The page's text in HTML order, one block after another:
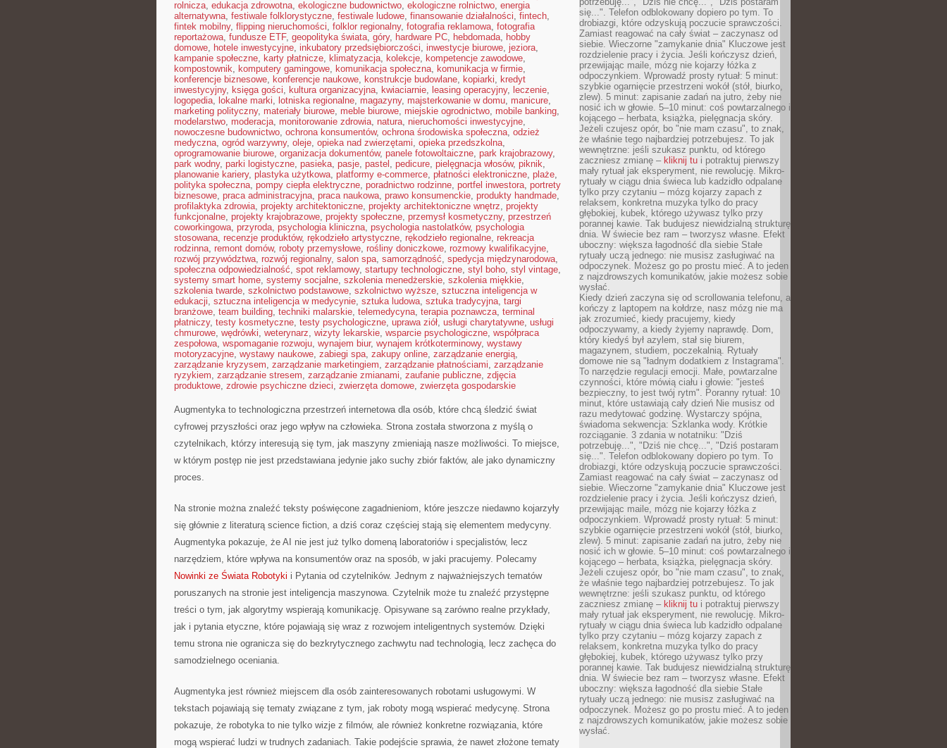
rolnicza, edukacja zdrowotna, ekologiczne budownictwo, ekologiczne rolnictwo, energia
alternatywna, festiwale folklorystyczne, festiwale ludowe, finansowanie działalności, fintech,
fintek mobilny, flipping nieruchomości, folklor regionalny, fotografia reklamowa, fotografia
reportażowa, fundusze ETF, geopolityka świata, góry, hardware PC, hebdomada, hobby
domowe, hotele inwestycyjne, inkubatory przedsiębiorczości, inwestycje biurowe, jeziora,
kampanie społeczne, karty płatnicze, klimatyzacja, kolekcje, kompetencje zawodowe,
kompostownik, komputery gamingowe, komunikacja społeczna, komunikacja w firmie,
konferencje biznesowe, konferencje naukowe, konstrukcje budowlane, kopiarki, kredyt
inwestycyjny, księga gości, kultura organizacyjna, kwiaciarnie, leasing operacyjny, leczenie,
logopedia, lokalne marki, lotniska regionalne, magazyny, majsterkowanie w domu, manicure,
marketing polityczny, materiały biurowe, meble biurowe, miejskie ogrodnictwo, mobile banking,
modelarstwo, moderacja, monitorowanie zdrowia, natura, nieruchomości inwestycyjne,
nowoczesne budownictwo, ochrona konsumentów, ochrona środowiska społeczna, odzież
medyczna, ogród warzywny, oleje, opieka nad zwierzętami, opieka przedszkolna,
oprogramowanie biurowe, organizacja dokumentów, panele fotowoltaiczne, park krajobrazowy,
park wodny, parki logistyczne, pasieka, pasje, pastel , pedicure, pielęgnacja włosów, piknik,
planowanie kariery, plastyka użytkowa, platformy e-commerce, płatności elektroniczne, plaże,
polityka społeczna, pompy ciepła elektryczne, poradnictwo rodzinne, portfel inwestora, portrety
biznesowe, praca administracyjna, praca naukowa, prawo konsumenckie, produkty handmade,
profilaktyka zdrowia, projekty architektoniczne, projekty architektoniczne wnętrz, projekty
funkcjonalne, projekty krajobrazowe, projekty społeczne, przemysł kosmetyczny, przestrzeń
coworkingowa, przyroda, psychologia kliniczna, psychologia nastolatków, psychologia
stosowana, recenzje produktów, rękodzieło artystyczne, rękodzieło regionalne, rekreacja
rodzinna, remont domów, roboty przemysłowe, rośliny doniczkowe, rozmowy kwalifikacyjne,
rozwój przywództwa, rozwój regionalny, salon spa, samorządność, spedycja międzynarodowa,
społeczna odpowiedzialność, spot reklamowy, startupy technologiczne, styl boho, styl vintage,
systemy smart home, systemy socjalne, szkolenia menedżerskie, szkolenia miękkie,
szkolenia twarde, szkolnictwo podstawowe, szkolnictwo wyższe, sztuczna inteligencja w
edukacji, sztuczna inteligencja w medycynie, sztuka ludowa, sztuka tradycyjna, targi
branżowe, team building, techniki malarskie, telemedycyna, terapia poznawcza, terminal
płatniczy, testy kosmetyczne, testy psychologiczne, uprawa ziół, usługi charytatywne, usługi
chmurowe, wędrówki, weterynarz, wizyty lekarskie, wsparcie psychologiczne, współpraca
zespołowa, wspomaganie rozwoju, wynajem biur, wynajem krótkoterminowy, wystawy
motoryzacyjne, wystawy naukowe, zabiegi spa, zakupy online, zarządzanie energią,
zarządzanie kryzysem, zarządzanie marketingiem, zarządzanie płatnościami, zarządzanie
ryzykiem, zarządzanie stresem, zarządzanie zmianami, zaufanie publiczne, zdjęcia
produktowe, zdrowie psychiczne dzieci, zwierzęta domowe, zwierzęta gospodarskie
Augmentyka to technologiczna przestrzeń internetowa dla osób, które chcą śledzić świat
cyfrowej przyszłości oraz jego wpływ na człowieka. Strona została stworzona z myślą o
czytelnikach, którzy interesują się tym, jak maszyny zmieniają nasze możliwości. To miejsce,
w którym postęp nie jest przedstawiana jedynie jako suchy zbiór faktów, ale jako dynamiczny
proces.
Na stronie można znaleźć teksty poświęcone zagadnieniom, które jeszcze niedawno kojarzyły
się głównie z literaturą science fiction, a dziś coraz częściej stają się elementem medycyny.
Augmentyka pokazuje, że AI nie jest już tylko domeną laboratoriów i specjalistów, lecz
narzędziem, które wpływa na konsumentów oraz na sposób, w jaki pracujemy. Polecamy
Nowinki ze Świata Robotyki i Pytania od czytelników. Jednym z najważniejszych tematów
poruszanych na stronie jest inteligencja maszynowa. Czytelnik może tu znaleźć przystępne
treści o tym, jak algorytmy wspierają komunikację. Opisywane są zarówno realne przykłady,
jak i pytania etyczne, które pojawiają się wraz z rozwojem inteligentnych systemów. Dzięki
temu strona nie ogranicza się do bezkrytycznego zachwytu nad technologią, lecz zachęca do
samodzielnego oceniania.
Augmentyka jest również miejscem dla osób zainteresowanych robotami usługowymi. W
tekstach pojawiają się tematy związane z tym, jak roboty mogą wspierać medycynę. Strona
pokazuje, że robotyka to nie tylko wizje z filmów, ale również konkretne rozwiązania, które
mogą wspierać ludzi w trudnych zadaniach. Takie podejście sprawia, że nawet złożone tematy
się...". Telefon odblokowany dopiero po tym. To
drobiazgi, które odzyskują poczucie sprawczości.
Zamiast reagować na cały świat – zaczynasz od
siebie. Wieczorne "zamykanie dnia" Kluczowe jest
rozdzielenie pracy i życia. Jeśli kończysz dzień,
przewijając maile, mózg nie kojarzy łóżka z
odpoczynkiem. Wprowadź prosty rytuał: 5 minut:
szybkie ogarnięcie przestrzeni wokół (stół, biurko,
zlew). 5 minut: zapisanie zadań na jutro, żeby nie
nosić ich w głowie. 5–10 minut: coś powtarzalnego i
kojącego – herbata, książka, pielęgnacja skóry.
Jeżeli czujesz opór, bo "nie mam czasu", to znak,
że właśnie tego najbardziej potrzebujesz. To jak
wewnętrzne: jeśli szukasz punktu, od którego
zaczniesz zmianę – kliknij tu i potraktuj pierwszy
mały rytuał jak eksperyment, nie rewolucję. Mikro-
rytuały w ciągu dnia świeca lub kadzidło odpalane
tylko przy czytaniu – mózg kojarzy zapach z
relaksem, konkretna muzyka tylko do pracy
głębokiej, kubek, którego używasz tylko przy
porannej kawie. Tak budujesz niewidzialną strukturę
dnia. W świecie bez ram – tworzysz własne. Efekt
uboczny: większa łagodność dla siebie Stałe
rytuały uczą jednego: nie musisz zasługiwać na
odpoczynek. Możesz go po prostu mieć. A to jeden
z najzdrowszych komunikatów, jakie możesz sobie
wysłać.
Kiedy dzień zaczyna się od scrollowania telefonu, a
kończy z laptopem na kołdrze, nasz mózg nie ma
jak zrozumieć, kiedy pracujemy, kiedy
odpoczywamy, a kiedy żyjemy naprawdę. Dom,
który kiedyś był azylem, stał się biurem,
magazynem, studiem, poczekalnią. Rytuały
domowe nie są "ładnym dodatkiem z Instagrama".
To narzędzie regulacji emocji. Małe, powtarzalne
czynności, które mówią ciału i głowie: "jesteś
bezpieczny, to jest twój rytm". Poranny rytuał: 10
minut, które ustawiają cały dzień Nie musisz od
razu medytować godzinę. Wystarczy spójna,
świadoma sekwencja: Szklanka wody. Krótkie
rozciąganie. 3 zdania w notatniku: "Dziś
potrzebuję...", "Dziś nie chcę...", "Dziś postaram
się...". Telefon odblokowany dopiero po tym. To
drobiazgi, które odzyskują poczucie sprawczości.
Zamiast reagować na cały świat – zaczynasz od
siebie. Wieczorne "zamykanie dnia" Kluczowe jest
rozdzielenie pracy i życia. Jeśli kończysz dzień,
przewijając maile, mózg nie kojarzy łóżka z
odpoczynkiem. Wprowadź prosty rytuał: 5 minut:
szybkie ogarnięcie przestrzeni wokół (stół, biurko,
zlew). 5 minut: zapisanie zadań na jutro, żeby nie
nosić ich w głowie. 5–10 minut: coś powtarzalnego i
kojącego – herbata, książka, pielęgnacja skóry.
Jeżeli czujesz opór, bo "nie mam czasu", to znak,
że właśnie tego najbardziej potrzebujesz. To jak
wewnętrzne: jeśli szukasz punktu, od którego
zaczniesz zmianę – kliknij tu i potraktuj pierwszy
mały rytuał jak eksperyment, nie rewolucję. Mikro-
rytuały w ciągu dnia świeca lub kadzidło odpalane
tylko przy czytaniu – mózg kojarzy zapach z
relaksem, konkretna muzyka tylko do pracy
głębokiej, kubek, którego używasz tylko przy
porannej kawie. Tak budujesz niewidzialną strukturę
dnia. W świecie bez ram – tworzysz własne. Efekt
uboczny: większa łagodność dla siebie Stałe
rytuały uczą jednego: nie musisz zasługiwać na
odpoczynek. Możesz go po prostu mieć. A to jeden
z najzdrowszych komunikatów, jakie możesz sobie
wysłać.